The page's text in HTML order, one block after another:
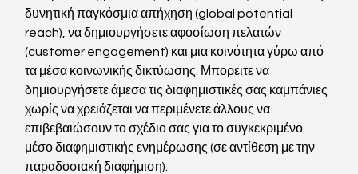
δυνητική παγκόσμια απήχηση (global potential
reach), να δημιουργήσετε αφοσίωση πελατών
(customer engagement) και μια κοινότητα γύρω από
τα μέσα κοινωνικής δικτύωσης. Μπορειτε να
δημιουργήσετε άμεσα τις διαφημιστικές σας καμπάνιες
χωρίς να χρειάζεται να περιμένετε άλλους να
επιβεβαιώσουν το σχέδιο σας για το συγκεκριμένο
μέσο διαφημιστικής ενημέρωσης (σε αντίθεση με την
παραδοσιακή διαφήμιση).